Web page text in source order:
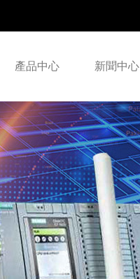
產品中心 新聞中心